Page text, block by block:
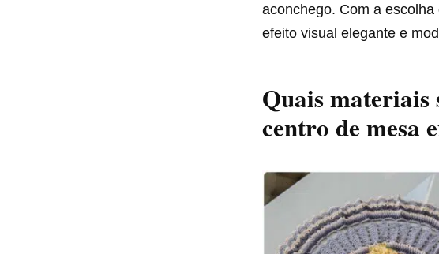
aconchego. Com a
efeito visual elegante e
Quais materiais
centro de mesa